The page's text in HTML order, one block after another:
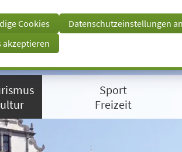
Cookies
Datenschutzeinstellungen
akzeptieren
Sport
Freizeit